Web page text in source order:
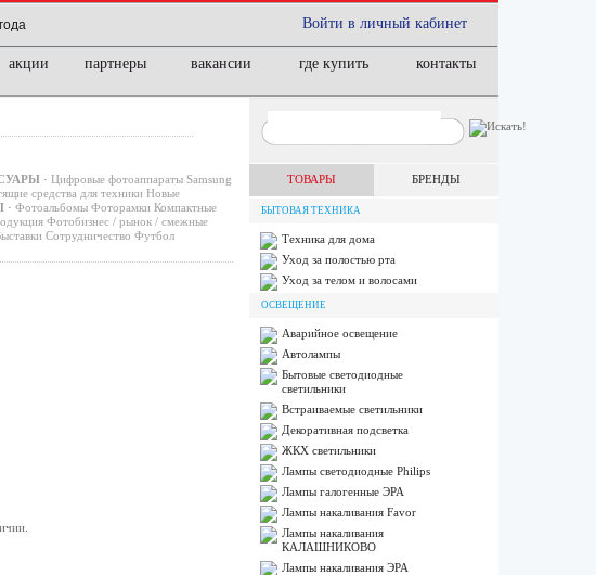
Войти в личный кабинет
акции партнеры вакансии где купить контакты
· Цифровые фотоаппараты Samsung
средства для техники Новые
· Фотоальбомы Фоторамки Компактные
Фотобизнес / рынок / смежные
Сотрудничество Футбол
ТОВАРЫ БРЕНДЫ
БЫТОВАЯ ТЕХНИКА
Техника для дома
Уход за полостью рта
Уход за телом и волосами
ОСВЕЩЕНИЕ
Аварийное освещение
Автолампы
Бытовые светодиодные
светильники
Встраиваемые светильники
Декоративная подсветка
ЖКХ светильники
Лампы cветодиодные Philips
Лампы галогенные ЭРА
Лампы накаливания Favor
Лампы накаливания
КАЛАШНИКОВО
Лампы накаливания ЭРА